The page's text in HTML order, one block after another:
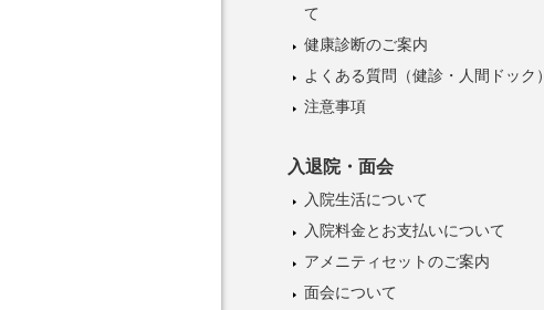
て
健康診断のご案内
よくある質問（健診・人間ドック）
注意事項
入退院・面会
入院生活について
入院料金とお支払いについて
アメニティセットのご案内
面会について